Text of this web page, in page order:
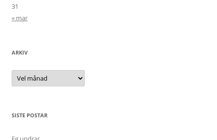
31
« mar
ARKIV
Arkiv
SISTE POSTAR